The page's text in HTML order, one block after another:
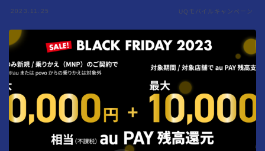
2023.11.25 UQモバイルキャンペーン